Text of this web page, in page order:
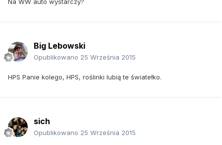
Big Lebowski
Opublikowano 25 Września 2015
HPS Panie kolego, HPS, roślinki lubią te światełko.
sich
Opublikowano 25 Września 2015